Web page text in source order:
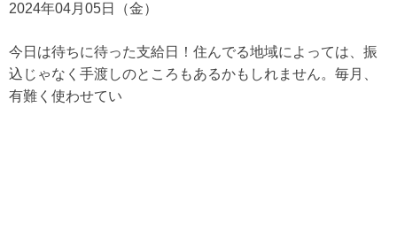
2024年04月05日（金）
今日は待ちに待った支給日！住んでる地域によっては、振
込じゃなく手渡しのところもあるかもしれません。毎月、
有難く使わせてい